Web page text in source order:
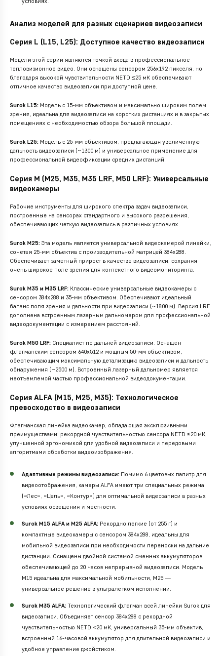
Анализ моделей для разных сценариев видеозаписи
Серия L (L15, L25): Доступное качество видеозаписи
Модели этой серии являются точкой входа в профессиональное
тепловизионное видео. Они оснащены сенсором 256x192 пикселя, но
благодаря высокой чувствительности NETD ≤25 мК обеспечивают
отличное качество видеозаписи при доступной цене.
Surok L15: Модель с 15-мм объективом и максимально широким полем
зрения, идеальна для видеозаписи на коротких дистанциях и в закрытых
помещениях с необходимостью обзора большой площади.
Surok L25: Модель с 25-мм объективом, предлагающая увеличенную
дальность видеозаписи (~1300 м) и универсальное применение для
профессиональной видеофиксации средних дистанций.
Серия M (M25, M35, M35 LRF, M50 LRF): Универсальные
видеокамеры
Рабочие инструменты для широкого спектра задач видеозаписи,
построенные на сенсорах стандартного и высокого разрешения,
обеспечивающих четкую видеозапись в различных условиях.
Surok M25: Эта модель является универсальной видеокамерой линейки,
сочетая 25-мм объектив с производительной матрицей 384x288.
Обеспечивает заметный прирост в качестве видеозаписи, сохраняя
очень широкое поле зрения для контекстного видеомониторинга.
Surok M35 и M35 LRF: Классические универсальные видеокамеры с
сенсором 384x288 и 35-мм объективом. Обеспечивают идеальный
баланс поля зрения и дальности при видеозаписи (~1800 м). Версия LRF
дополнена встроенным лазерным дальномером для профессиональной
видеодокументации с измерением расстояний.
Surok M50 LRF: Специалист по дальней видеозаписи. Оснащен
флагманским сенсором 640x512 и мощным 50-мм объективом,
обеспечивающим максимальную детализацию видеозаписи и дальность
обнаружения (~2500 м). Встроенный лазерный дальномер является
неотъемлемой частью профессиональной видеодокументации.
Серия ALFA (M15, M25, M35): Технологическое
превосходство в видеозаписи
Флагманская линейка видеокамер, обладающая эксклюзивными
преимуществами: рекордной чувствительностью сенсора NETD ≤20 мК,
улучшенной эргономикой для удобной видеозаписи и передовыми
алгоритмами обработки видеоизображения.
Адаптивные режимы видеозаписи: Помимо 6 цветовых палитр для
видеоотображения, камеры ALFA имеют три специальных режима
(«Лес», «Цель», «Контур») для оптимальной видеозаписи в разных
условиях освещения и местности.
Surok M15 ALFA и M25 ALFA: Рекордно легкие (от 255 г) и
компактные видеокамеры с сенсором 384x288, идеальны для
мобильной видеозаписи при необходимости переноски на дальние
дистанции. Оснащены двойной системой сменных аккумуляторов,
обеспечивающей до 20 часов непрерывной видеозаписи. Модель
M15 идеальна для максимальной мобильности, M25 —
универсальное решение в ультралегком исполнении.
Surok M35 ALFA: Технологический флагман всей линейки Surok для
видеозаписи. Объединяет сенсор 384x288 с рекордной
чувствительностью NETD <20 мК, универсальный 35-мм объектив,
встроенный 16-часовой аккумулятор для длительной видеозаписи и
удобное управление джойстиком.